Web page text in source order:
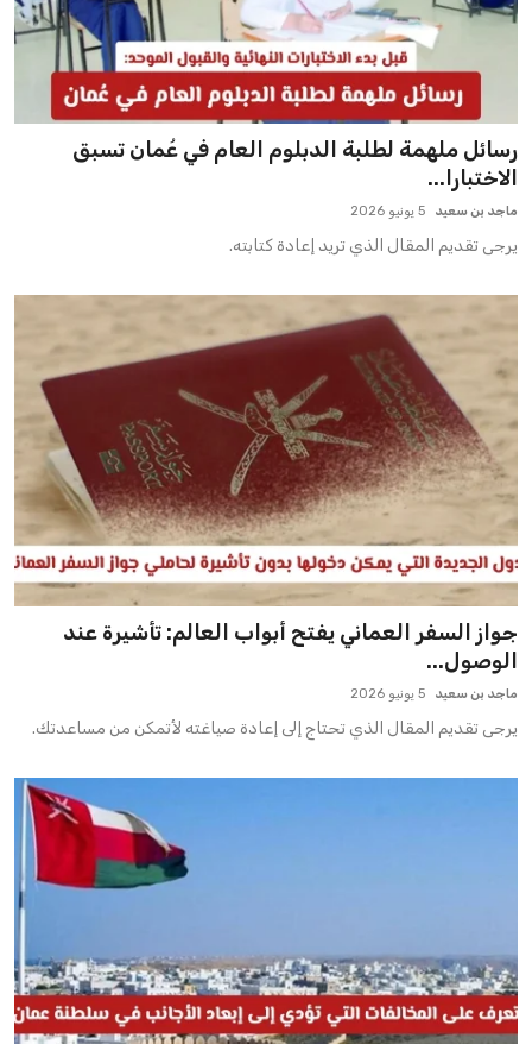
رسائل ملهمة لطلبة الدبلوم العام في عُمان تسبق
الاختبارا...
ماجد بن سعيد 5 يونيو 2026
يرجى تقديم المقال الذي تريد إعادة كتابته.
جواز السفر العماني يفتح أبواب العالم: تأشيرة عند
الوصول...
ماجد بن سعيد 5 يونيو 2026
يرجى تقديم المقال الذي تحتاج إلى إعادة صياغته لأتمكن من مساعدتك.